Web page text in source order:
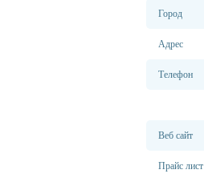
Город
Адрес
Телефон
Веб сайт
Прайс лист